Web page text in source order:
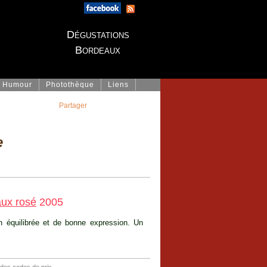
Dégustations
Bordeaux
Humour Photothèque Liens
rosé 2005
et de bonne expression. Un
Partager